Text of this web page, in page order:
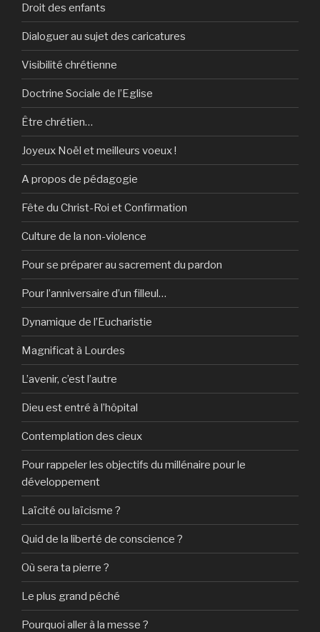
Droit des enfants
Dialoguer au sujet des caricatures
Visibilité chrétienne
Doctrine Sociale de l’Eglise
Être chrétien…
Joyeux Noël et meilleurs voeux !
A propos de pédagogie
Fête du Christ-Roi et Confirmation
Culture de la non-violence
Pour se préparer au sacrement du pardon
Pour l’anniversaire d’un filleul…
Dynamique de l’Eucharistie
Magnificat à Lourdes
L’avenir, c’est l’autre
Dieu est entré à l’hôpital
Contemplation des cieux
Pour rappeler les objectifs du millénaire pour le
développement
Laïcité ou laïcisme ?
Quid de la liberté de conscience ?
Où sera ta pierre ?
Le plus grand péché
Pourquoi aller à la messe ?